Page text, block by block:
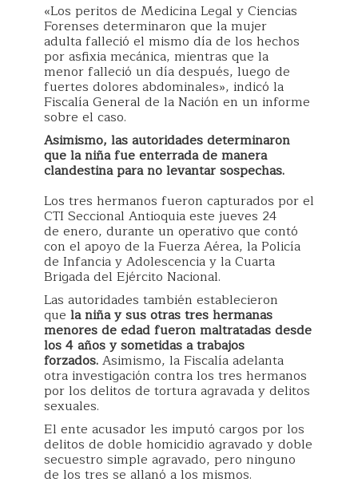
«Los peritos de Medicina Legal y Ciencias
Forenses determinaron que la mujer
adulta falleció el mismo día de los hechos
por asfixia mecánica, mientras que la
menor falleció un día después, luego de
fuertes dolores abdominales», indicó la
Fiscalía General de la Nación en un informe
sobre el caso.
Asimismo, las autoridades determinaron
que la niña fue enterrada de manera
clandestina para no levantar sospechas.
Los tres hermanos fueron capturados por el
CTI Seccional Antioquia este jueves 24
de enero, durante un operativo que contó
con el apoyo de la Fuerza Aérea, la Policía
de Infancia y Adolescencia y la Cuarta
Brigada del Ejército Nacional.
Las autoridades también establecieron
que la niña y sus otras tres hermanas
menores de edad fueron maltratadas desde
los 4 años y sometidas a trabajos
forzados.Asimismo, la Fiscalía adelanta
otra investigación contra los tres hermanos
por los delitos de tortura agravada y delitos
sexuales.
El ente acusador les imputó cargos por los
delitos de doble homicidio agravado y doble
secuestro simple agravado, pero ninguno
de los tres se allanó a los mismos.